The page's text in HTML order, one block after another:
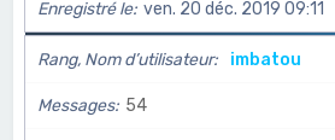
Enregistré le ven. 20 déc. 2019 09:11
Rang, Nom d’utilisateur imbatou
Messages 54